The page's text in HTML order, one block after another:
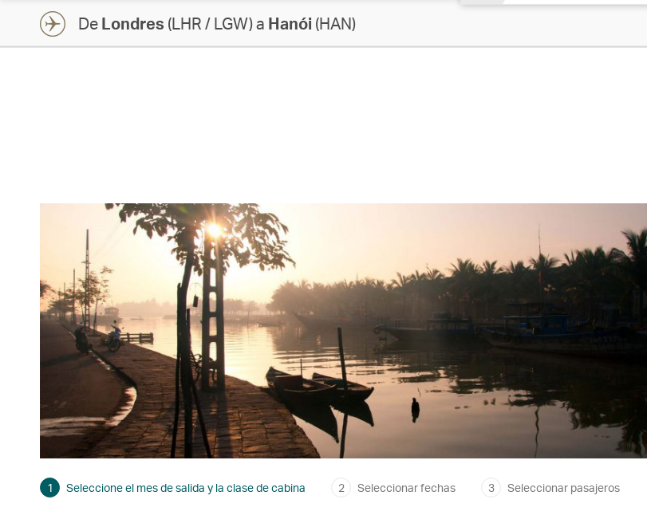
DeLondres (LHR / LGW) a Hanói (HAN)
1 Seleccione el mes de salida y la clase de cabina 2 Seleccionar fechas 3 Seleccionar pasajeros